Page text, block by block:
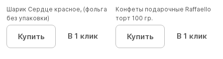
Шарик Сердце красное, (фольга
без упаковки)
Купить В 1 клик
Конфеты подарочные Raffaello
торт 100 гр.
Купить В 1 клик